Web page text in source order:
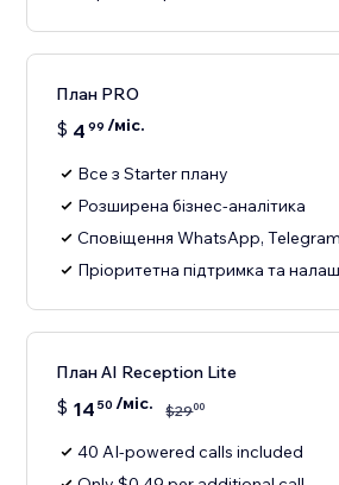
План PRO
$ 4 99 /міс.
Все з Starter плану
Розширена бізнес-аналітика
Сповіщення WhatsApp, Telegram
Пріоритетна підтримка та
План AI Reception Lite
$ 14 50 /міс. $2900
40 AI-powered calls included